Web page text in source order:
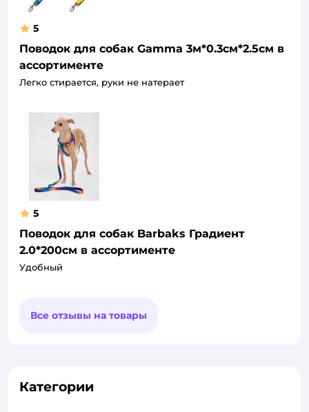
5
Поводок для собак Gamma 3м*0.3см*2.5см в
ассортименте
Легко стирается, руки не натерает
5
Поводок для собак Barbaks Градиент
2.0*200см в ассортименте
Удобный
Все отзывы на товары
Категории